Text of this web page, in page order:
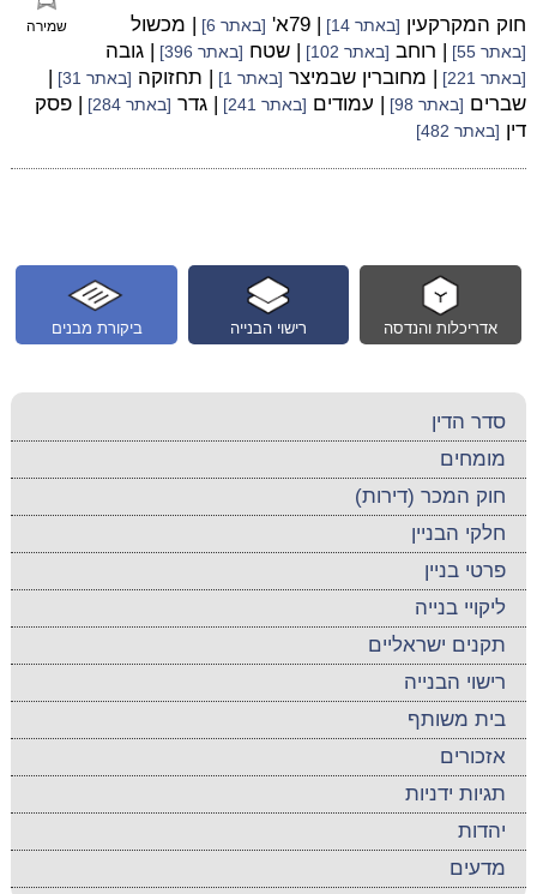
שמירה
חוק המקרקעין [באתר 14] | 79א' [באתר 6] | מכשול
[באתר 55] | רוחב [באתר 102] | שטח [באתר 396] | גובה
[באתר 221] | מחוברין שבמיצר [באתר 1] | תחזוקה [באתר 31]
|
שברים [באתר 98] | עמודים [באתר 241] | גדר [באתר 284]
| פסק
דין [באתר 482]
ביקורת מבנים רישוי הבנייה אדריכלות והנדסה
סדר הדין
מומחים
חוק המכר (דירות)
חלקי הבניין
פרטי בניין
ליקויי בנייה
תקנים ישראליים
רישוי הבנייה
בית משותף
אזכורים
תגיות ידניות
יהדות
מדעים